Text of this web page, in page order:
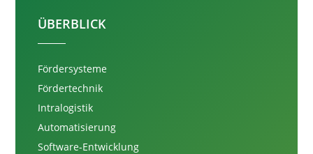
ÜBERBLICK
Fördersysteme
Fördertechnik
Intralogistik
Automatisierung
Software-Entwicklung